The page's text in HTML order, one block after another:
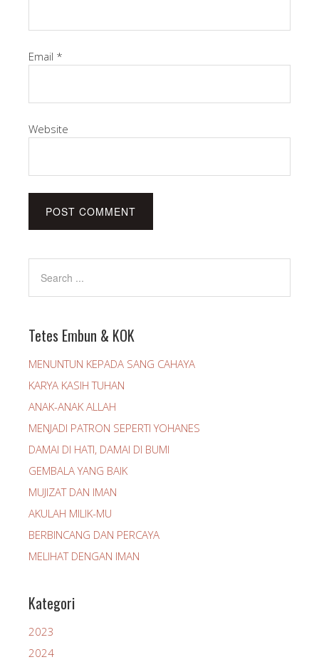
Email *
Website
Tetes Embun & KOK
MENUNTUN KEPADA SANG CAHAYA
KARYA KASIH TUHAN
ANAK-ANAK ALLAH
MENJADI PATRON SEPERTI YOHANES
DAMAI DI HATI, DAMAI DI BUMI
GEMBALA YANG BAIK
MUJIZAT DAN IMAN
AKULAH MILIK-MU
BERBINCANG DAN PERCAYA
MELIHAT DENGAN IMAN
Kategori
2023
2024